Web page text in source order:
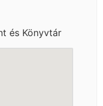
és Könyvtár